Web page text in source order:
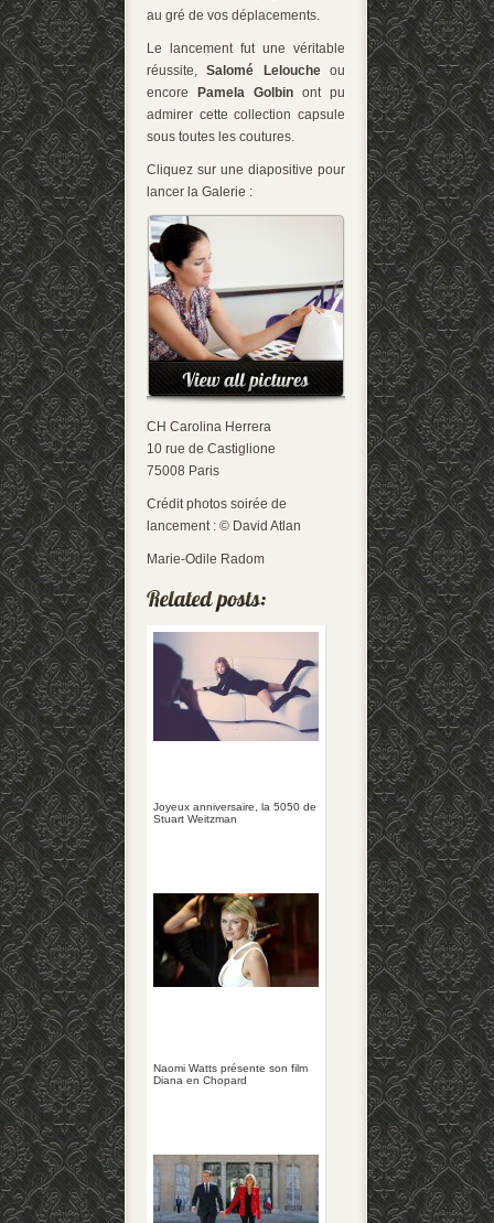
au gré de vos déplacements.
Le lancement fut une véritable
réussite,Salomé Leloucheou
encore
Pamela Golbin ont pu
admirer cette collection capsule
sous toutes les coutures.
Cliquez sur une diapositive pour
lancer la Galerie :
CH Carolina Herrera
10 rue de Castiglione
75008 Paris
Crédit photos soirée de
lancement : © David Atlan
Marie-Odile Radom
Joyeux anniversaire, la 5050 de
Stuart Weitzman
Naomi Watts présente son film
Diana en Chopard